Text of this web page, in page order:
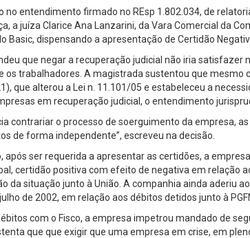
no entendimento firmado no REsp 1.802.034, de
a juíza Clarice Ana Lanzarini, da Vara Comercial da
Basic, dispensando a apresentação de Certidão
que negar a recuperação judicial não iria
os trabalhadores. A magistrada sustentou que mesmo
que alterou a Lei n. 11.101/05 e estabeleceu a
em recuperação judicial, o entendimento
contrariar o processo de soerguimento da empresa,
de forma independente”, escreveu na decisão.
após ser requerida a apresentar as certidões, a
certidão positiva com efeito de negativa em relação
da situação junto à União. A companhia ainda aderiu
de 2002, em relação aos débitos detidos junto à
com o Fisco, a empresa impetrou mandado de
que que exigir que uma empresa em crise, em